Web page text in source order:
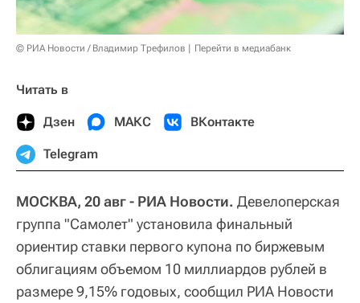
© РИА Новости / Владимир Трефилов Перейти в медиабанк
Читать в
Дзен МАКС ВКонтакте
Telegram
МОСКВА, 20 авг - РИА Новости. Девелоперская
группа "Самолет" установила финальный
ориентир ставки первого купона по биржевым
облигациям объемом 10 миллиардов рублей в
размере 9,15% годовых, сообщил РИА Новости